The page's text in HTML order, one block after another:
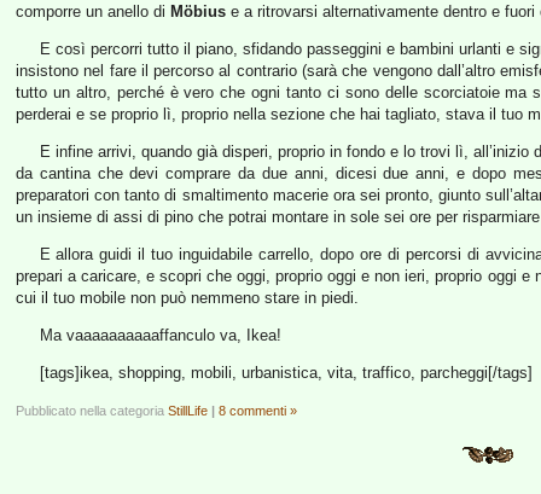
comporre un anello di Möbius e a ritrovarsi alternativamente dentro e fuori
E così percorri tutto il piano, sfidando passeggini e bambini urlanti e
insistono nel fare il percorso al contrario (sarà che vengono dall’altro
tutto un altro, perché è vero che ogni tanto ci sono delle scorciatoie
perderai e se proprio lì, proprio nella sezione che hai tagliato, stava il tuo
E infine arrivi, quando già disperi, proprio in fondo e lo trovi lì,
da cantina che devi comprare da due anni, dicesi due anni, e dopo
preparatori con tanto di smaltimento macerie ora sei pronto, giunto
un insieme di assi di pino che potrai montare in sole sei ore per
E allora guidi il tuo inguidabile carrello, dopo ore di percorsi di
prepari a caricare, e scopri che oggi, proprio oggi e non ieri, proprio oggi
cui il tuo mobile non può nemmeno stare in piedi.
Ma vaaaaaaaaaaffanculo va, Ikea!
[tags]ikea, shopping, mobili, urbanistica, vita, traffico, parcheggi[/tags]
Pubblicato nella categoria StillLife | 8 commenti »